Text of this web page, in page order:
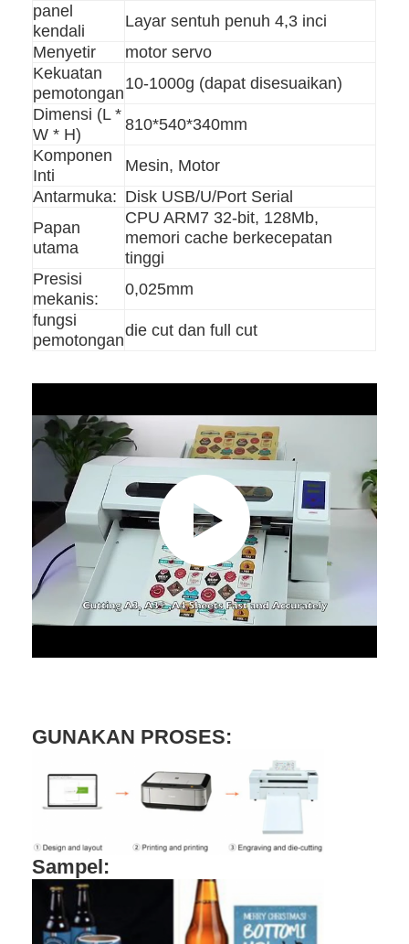
Rumah
Produk
Video
Tentang kami
Tur Pabrik
Memotong baja aturan
Die Cutting Consumables
panel
kendali
Layar sentuh penuh 4,3 inci
Menyetir
motor servo
Kekuatan
pemotongan
10-1000g (dapat disesuaikan)
Dimensi (L *
W * H)
810*540*340mm
Komponen
Inti
Mesin, Motor
Antarmuka: Disk USB/U/Port Serial
Papan
utama
CPU ARM7 32-bit, 128Mb,
memori cache berkecepatan
tinggi
Presisi
mekanis:
0,025mm
fungsi
pemotongan
die cut dan full cut
GUNAKAN PROSES:
Sampel: